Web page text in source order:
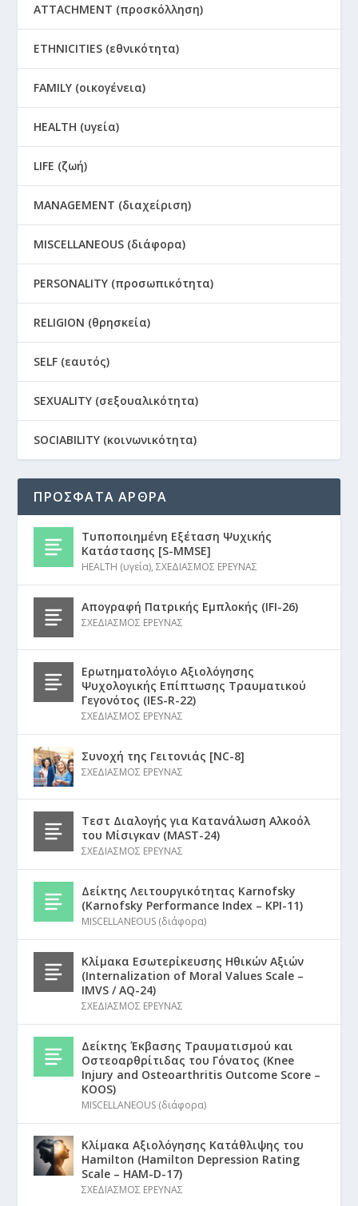
ATTACHMENT (προσκόλληση)
ETHNICITIES (εθνικότητα)
FAMILY (οικογένεια)
HEALTH (υγεία)
LIFE (ζωή)
MANAGEMENT (διαχείριση)
MISCELLANEOUS (διάφορα)
PERSONALITY (προσωπικότητα)
RELIGION (θρησκεία)
SELF (εαυτός)
SEXUALITY (σεξουαλικότητα)
SOCIABILITY (κοινωνικότητα)
ΠΡΟΣΦΑΤΑ ΑΡΘΡΑ
Τυποποιημένη Εξέταση Ψυχικής
Κατάστασης [S-MMSE]
HEALTH (υγεία),ΣΧΕΔΙΑΣΜΟΣ ΕΡΕΥΝΑΣ
Απογραφή Πατρικής Εμπλοκής (IFI-26)
ΣΧΕΔΙΑΣΜΟΣ ΕΡΕΥΝΑΣ
Ερωτηματολόγιο Αξιολόγησης
Ψυχολογικής Επίπτωσης Τραυματικού
Γεγονότος (IES-R-22)
ΣΧΕΔΙΑΣΜΟΣ ΕΡΕΥΝΑΣ
Συνοχή της Γειτονιάς [NC-8]
ΣΧΕΔΙΑΣΜΟΣ ΕΡΕΥΝΑΣ
Τεστ Διαλογής για Κατανάλωση Αλκοόλ
του Μίσιγκαν (MAST-24)
ΣΧΕΔΙΑΣΜΟΣ ΕΡΕΥΝΑΣ
Δείκτης Λειτουργικότητας Karnofsky
(Karnofsky Performance Index – KPI-11)
MISCELLANEOUS (διάφορα)
Κλίμακα Εσωτερίκευσης Ηθικών Αξιών
(Internalization of Moral Values Scale –
IMVS / AQ-24)
ΣΧΕΔΙΑΣΜΟΣ ΕΡΕΥΝΑΣ
Δείκτης Έκβασης Τραυματισμού και
Οστεοαρθρίτιδας του Γόνατος (Knee
Injury and Osteoarthritis Outcome Score –
KOOS)
MISCELLANEOUS (διάφορα)
Κλίμακα Αξιολόγησης Κατάθλιψης του
Hamilton (Hamilton Depression Rating
Scale – HAM-D-17)
ΣΧΕΔΙΑΣΜΟΣ ΕΡΕΥΝΑΣ